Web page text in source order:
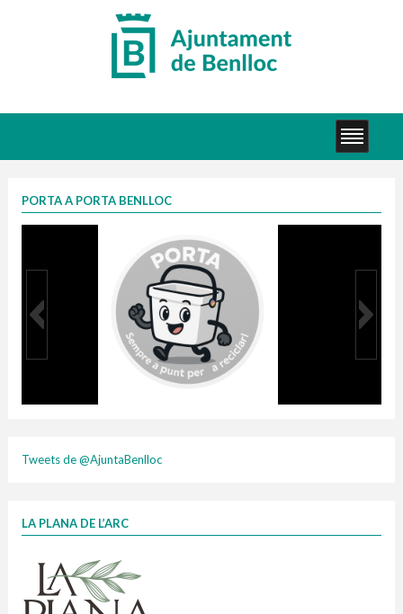
PORTA A PORTA BENLLOC
Infografia porta a porta
1 contenidors intel·ligents
Finançat per la Unió Europea – NextGenerationEU
Tweets de @AjuntaBenlloc
LA PLANA DE L’ARC